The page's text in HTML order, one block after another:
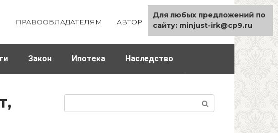
ПРАВООБЛАДАТЕЛЯМ АВТОР КАРТА САЙТА
Закон Ипотека Наследство
Для любых предложений по
сайту: minjust-irk@cp9.ru